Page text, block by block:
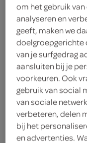
ingrediënten
1 verse ananas
benodigdheden
om het gebruik
analyseren en
geeft, maken we
doelgroepgerichte
van je surfgedrag
aansluiten bij je
voorkeuren. Ook
gebruik van social
van sociale
verbeteren, delen
bij het
en advertenties.